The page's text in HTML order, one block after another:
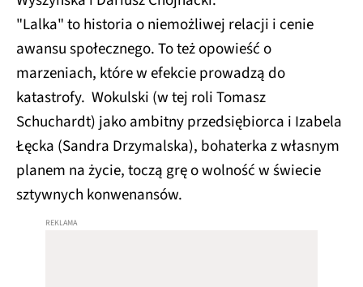
"Lalka" to historia o niemożliwej relacji i cenie
awansu społecznego. To też opowieść o
marzeniach, które w efekcie prowadzą do
katastrofy. Wokulski (w tej roli Tomasz
Schuchardt) jako ambitny przedsiębiorca i Izabela
Łęcka (Sandra Drzymalska), bohaterka z własnym
planem na życie, toczą grę o wolność w świecie
sztywnych konwenansów.